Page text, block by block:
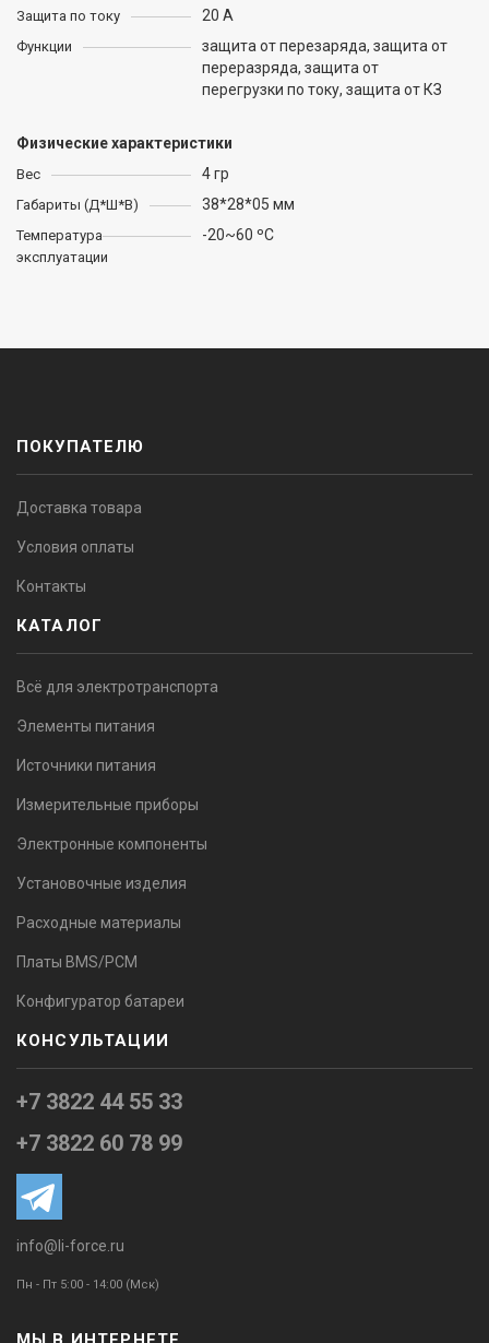
Защита по току 20 А
Функции
защита от перезаряда, защита от
переразряда, защита от
перегрузки по току, защита от КЗ
Физические характеристики
Вес 4 гр
Габариты (Д*Ш*В) 38*28*05 мм
Температура
эксплуатации
-20~60 ºC
ПОКУПАТЕЛЮ
Доставка товара
Условия оплаты
Контакты
КАТАЛОГ
Всё для электротранспорта
Элементы питания
Источники питания
Измерительные приборы
Электронные компоненты
Установочные изделия
Расходные материалы
Платы BMS/PCM
Конфигуратор батареи
КОНСУЛЬТАЦИИ
+7 3822 44 55 33
+7 3822 60 78 99
info@li-force.ru
Пн - Пт 5:00 - 14:00 (Мск)